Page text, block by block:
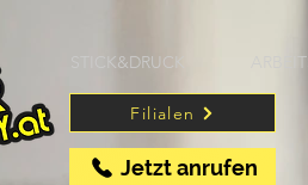
STICK&DRUCK
Filialen
Jetzt anrufen